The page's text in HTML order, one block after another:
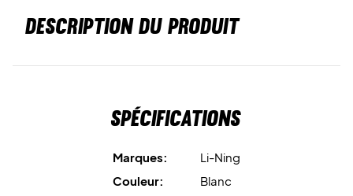
DESCRIPTION DU PRODUIT
Spécifications
Marques:
Li-Ning
Couleur:
Blanc